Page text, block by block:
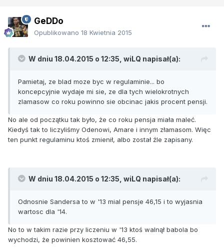
GeDDo
Opublikowano 18 Kwietnia 2015
W dniu 18.04.2015 o 12:35, wiLQ napisał(a):
Pamietaj, ze blad moze byc w regulaminie... bo
koncepcyjnie wydaje mi sie, ze dla tych wielokrotnych
zlamasow co roku powinno sie obcinac jakis procent pensji.
No ale od początku tak było, że co roku pensja miała maleć.
Kiedyś tak to liczyliśmy Odenowi, Amare i innym złamasom. Więc
ten punkt regulaminu ktoś zmienił, albo został źle zapisany.
W dniu 18.04.2015 o 12:35, wiLQ napisał(a):
Odnosnie Sandersa to w '13 mial pensje 46,15 i to wyjasnia
wartosc dla '14.
No to w takim razie przy liczeniu w '13 ktoś walnął babola bo
wychodzi, że powinien kosztować 46,55.